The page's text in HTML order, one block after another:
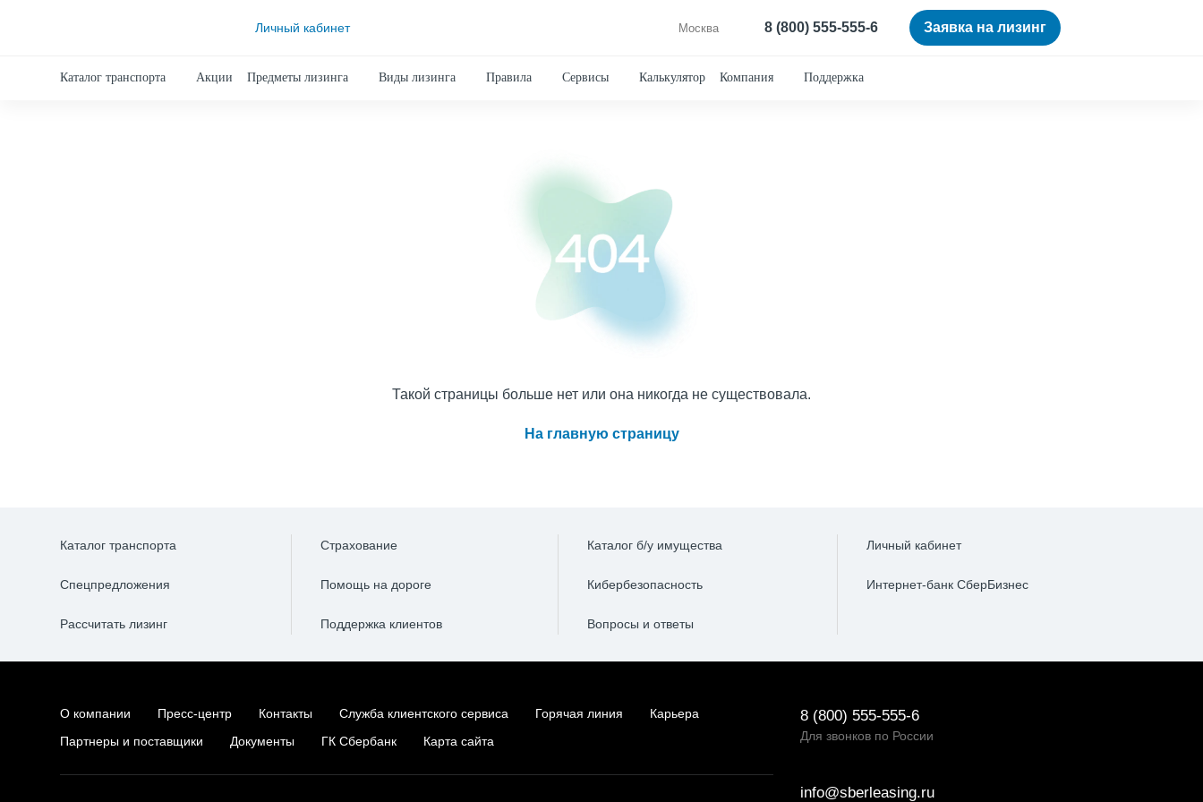
Личный кабинет Москва 8 (800) 555-555-6 Заявка на лизинг
Каталог транспорта Акции Предметы лизинга Виды лизинга Правила Сервисы Калькулятор Компания Поддержка
Такой страницы больше нет или она никогда не существовала.
На главную страницу
Каталог транспорта
Спецпредложения
Рассчитать лизинг
Страхование
Помощь на дороге
Поддержка клиентов
Каталог б/у имущества
Кибербезопасность
Вопросы и ответы
Личный кабинет
Интернет-банк СберБизнес
О компании Пресс-центр Контакты Служба клиентского сервиса Горячая линия
Карьера
Партнеры и поставщики
Документы ГК Сбербанк Карта сайта
8 (800) 555-555-6
Для звонков по России
info@sberleasing.ru